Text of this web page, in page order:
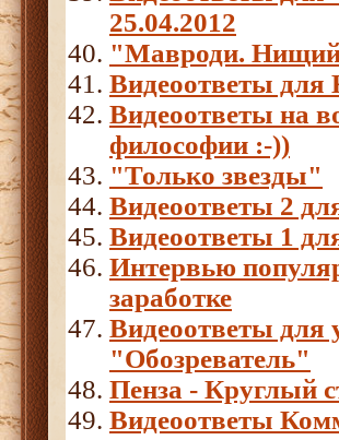
25.04.2012
"Мавроди.
Видеоответы
Видеоответы на
философии :-))
"Только звезды"
Видеоответы 2
Видеоответы 1
Интервью
заработке
Видеоответы для
"Обозреватель"
Пенза - Круглый
Видеоответы